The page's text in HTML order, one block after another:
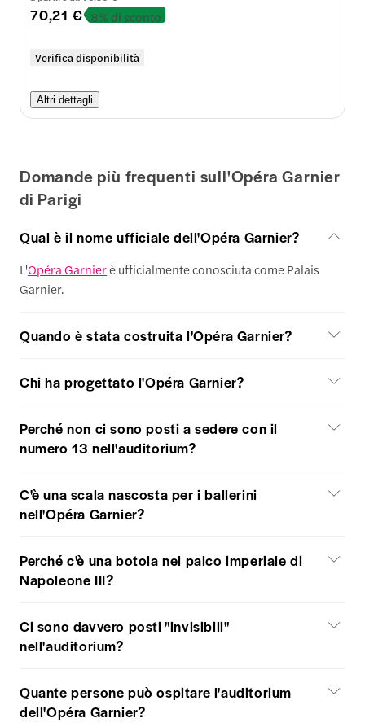
70,21 € 8% di sconto
Verifica disponibilità
Altri dettagli
Domande più frequenti sull'Opéra Garnier
di Parigi
Qual è il nome ufficiale dell'Opéra Garnier?
L'Opéra Garnierè ufficialmente conosciuta come Palais
Garnier.
Quando è stata costruita l'Opéra Garnier?
Chi ha progettato l'Opéra Garnier?
Perché non ci sono posti a sedere con il
numero 13 nell'auditorium?
C'è una scala nascosta per i ballerini
nell'Opéra Garnier?
Perché c'è una botola nel palco imperiale di
Napoleone III?
Ci sono davvero posti "invisibili"
nell'auditorium?
Quante persone può ospitare l'auditorium
dell'Opéra Garnier?